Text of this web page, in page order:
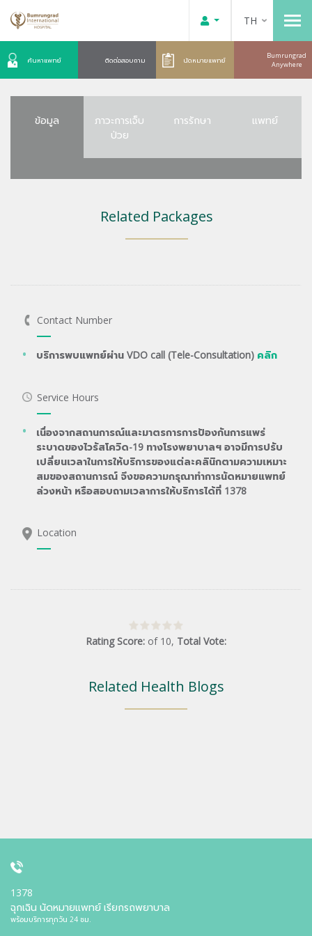
TH
ค้นหาแพทย์ ติดต่อสอบถาม นัดหมายแพทย์
Bumrungrad
Anywhere
ข้อมูล
ภาวะการเจ็บ
ป่วย
การรักษา แพทย์
Related Packages
Contact Number
บริการพบแพทย์ผ่าน VDO call (Tele-Consultation) คลิก
Service Hours
เนื่องจากสถานการณ์และมาตรการการป้องกันการแพร่
ระบาดของไวรัสโควิด-19 ทางโรงพยาบาลฯ อาจมีการปรับ
เปลี่ยนเวลาในการให้บริการของแต่ละคลินิกตามความเหมาะ
สมของสถานการณ์ จึงขอความกรุณาทำการนัดหมายแพทย์
ล่วงหน้า หรือสอบถามเวลาการให้บริการได้ที่ 1378
Location
Rating Score: of 10, Total Vote:
Related Health Blogs
1378
ฉุกเฉิน นัดหมายแพทย์ เรียกรถพยาบาล
พร้อมบริการทุกวัน 24 ชม.